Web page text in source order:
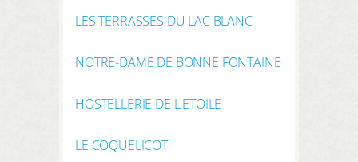
LES TERRASSES DU LAC BLANC
NOTRE-DAME DE BONNE FONTAINE
HOSTELLERIE DE L'ETOILE
LE COQUELICOT